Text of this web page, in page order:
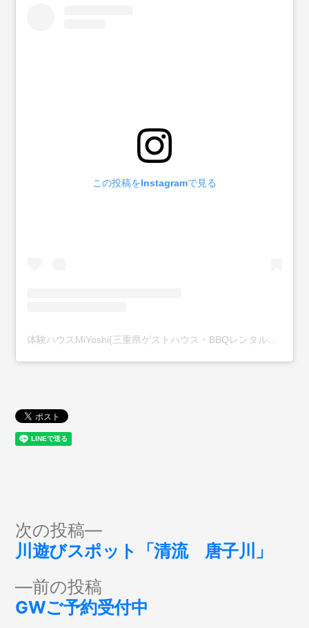
この投稿をInstagramで見る
投
稿
ナ
前の投稿
の
GWご予約受付中
次の投稿
次
の
川遊びスポット「清流 唐子川」